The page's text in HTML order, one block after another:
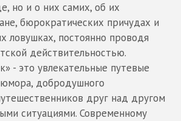
но и о них самих, об их
бюрократических причудах и
ловушках, постоянно проводя
действительностью.
- это увлекательные путевые
добродушного
друг над другом
ситуациями. Современному